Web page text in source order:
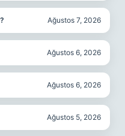
Ağustos 7, 2026
Ağustos 6, 2026
Ağustos 6, 2026
Ağustos 5, 2026